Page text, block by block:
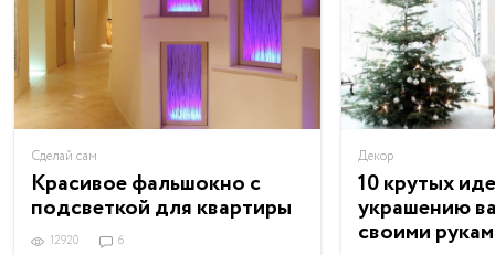
Сделай сам
Красивое фальшокно с
подсветкой для квартиры
12920 6
Декор
10 крутых
украшению
своими